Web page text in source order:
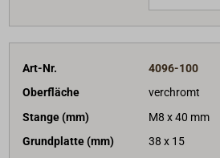
Art-Nr.
4096-100
Oberfläche
verchromt
Stange (mm)
M8 x 40 mm
Grundplatte (mm)
38 x 15